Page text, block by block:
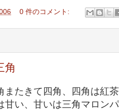
0 件のコメント:
角
またきて四角、四角は紅
甘い、甘いは三角マロン